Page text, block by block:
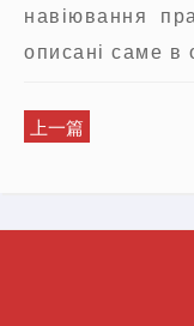
навіювання
описані саме в
上一篇